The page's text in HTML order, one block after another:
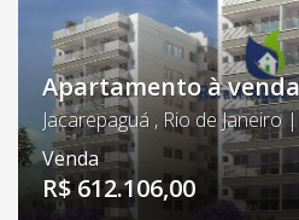
Apartamento à venda
Jacarepaguá , Rio de Janeiro
Venda
R$ 612.106,00